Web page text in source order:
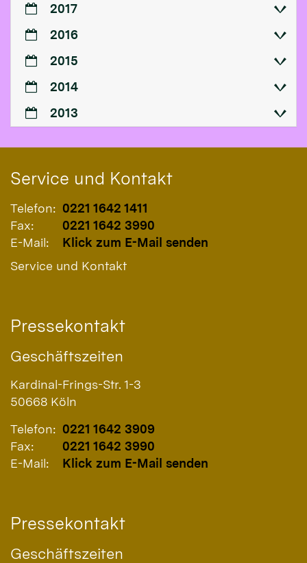
2017
2016
2015
2014
2013
Service und Kontakt
Telefon: 0221 1642 1411
Fax:
0221 1642 3990
E-Mail:
Klick zum E-Mail senden
Service und Kontakt
Pressekontakt
Geschäftszeiten
Kardinal-Frings-Str. 1-3
50668 Köln
Telefon: 0221 1642 3909
Fax:
0221 1642 3990
E-Mail:
Klick zum E-Mail senden
Pressekontakt
Geschäftszeiten